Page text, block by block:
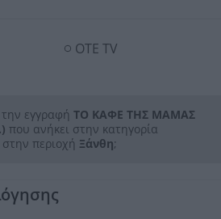
ΟΤΕ TV
εγγραφή ΤΟ ΚΑΦΕ ΤΗΣ ΜΑΜΑΣ
που ανήκει στην κατηγορία
στην περιοχή Ξάνθη;